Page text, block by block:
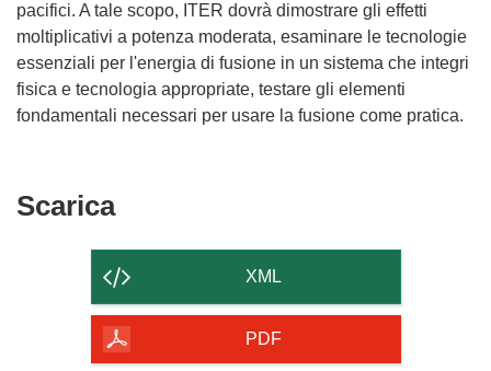
pacifici. A tale scopo, ITER dovrà dimostrare gli effetti
moltiplicativi a potenza moderata, esaminare le tecnologie
essenziali per l'energia di fusione in un sistema che integri
fisica e tecnologia appropriate, testare gli elementi
fondamentali necessari per usare la fusione come pratica.
ScaricaScarica
contenuto
della
pagina
XML
PDF